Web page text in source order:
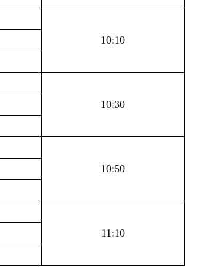
10:10
10:30
10:50
11:10